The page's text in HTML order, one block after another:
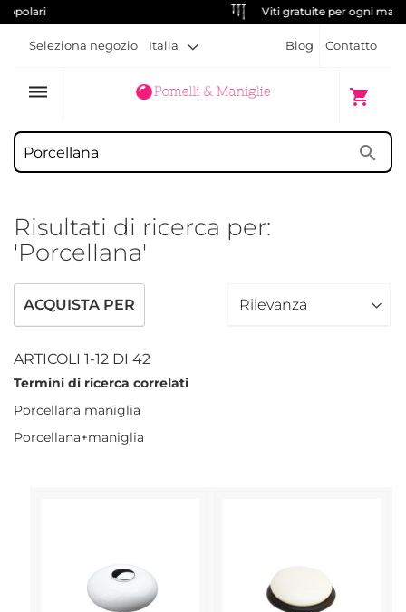
Viti gratuite per ogni maniglia
Blog Contatto
Seleziona negozio Italia
dehaze shopping_cart
Carrello
search
Risultati di ricerca per:
'Porcellana'
ARTICOLI 1-12 DI 42
Termini di ricerca correlati
Porcellana maniglia
Porcellana+maniglia
ACQUISTA PER